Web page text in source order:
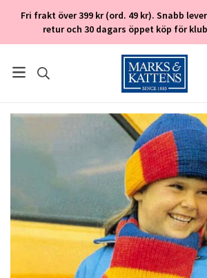
Fri frakt över 399 kr (ord. 49 kr). Snabb
retur och 30 dagars öppet köp för